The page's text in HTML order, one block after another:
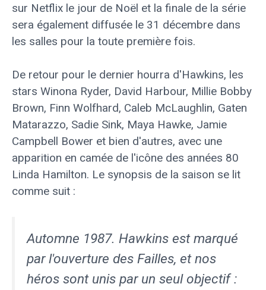
sur Netflix le jour de Noël et la finale de la série
sera également diffusée le 31 décembre dans
les salles pour la toute première fois.
De retour pour le dernier hourra d'Hawkins, les
stars Winona Ryder, David Harbour, Millie Bobby
Brown, Finn Wolfhard, Caleb McLaughlin, Gaten
Matarazzo, Sadie Sink, Maya Hawke, Jamie
Campbell Bower et bien d'autres, avec une
apparition en camée de l'icône des années 80
Linda Hamilton. Le synopsis de la saison se lit
comme suit :
Automne 1987. Hawkins est marqué
par l'ouverture des Failles, et nos
héros sont unis par un seul objectif :